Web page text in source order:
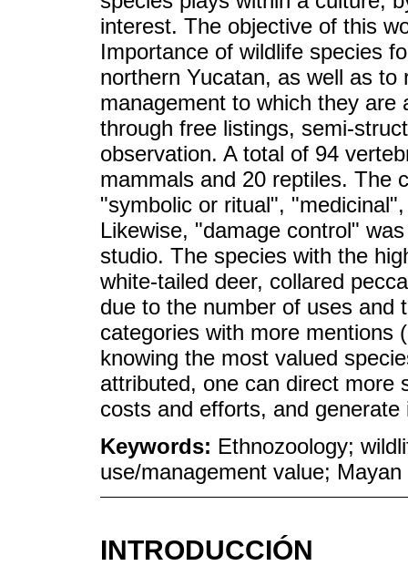
interest. The objective of this
Importance of wildlife species
northern Yucatan, as well as
management to which they are
through free listings, semi-
observation. A total of 94
mammals and 20 reptiles. The
"symbolic or ritual",
Likewise, "damage control"
studio. The species with the
white-tailed deer, collared
due to the number of uses and
categories with more mentions
knowing the most valued
attributed, one can direct more
costs and efforts, and
Keywords: Ethnozoology;
use/management value; Mayan
INTRODUCCIÓN